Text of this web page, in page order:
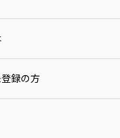
録の方